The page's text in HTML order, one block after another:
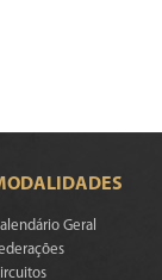
Geral